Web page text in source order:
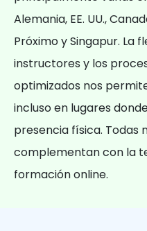
Alemania, EE. UU.,
Próximo y Singapur. La
instructores y los
optimizados nos
incluso en lugares
presencia física. Todas
complementan con la
formación online.